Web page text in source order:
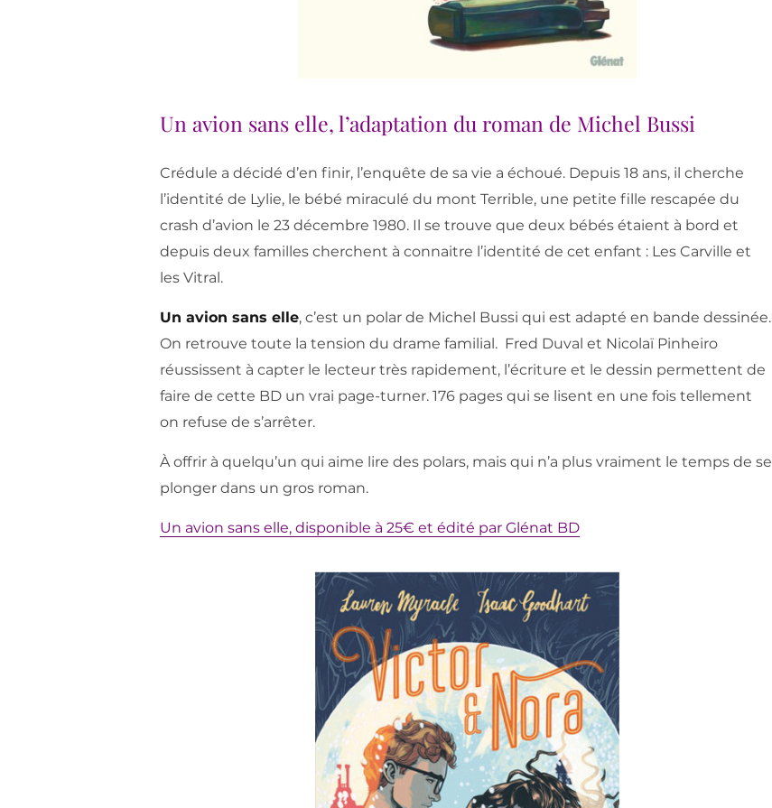
Un avion sans elle, l’adaptation du roman de Michel Bussi
Crédule a décidé d’en finir, l’enquête de sa vie a échoué. Depuis 18 ans, il cherche
l’identité de Lylie, le bébé miraculé du mont Terrible, une petite fille rescapée du
crash d’avion le 23 décembre 1980. Il se trouve que deux bébés étaient à bord et
depuis deux familles cherchent à connaitre l’identité de cet enfant : Les Carville et
les Vitral.
Un avion sans elle, c’est un polar de Michel Bussi qui est adapté en bande dessinée.
On retrouve toute la tension du drame familial. Fred Duval et Nicolaï Pinheiro
réussissent à capter le lecteur très rapidement, l’écriture et le dessin permettent de
faire de cette BD un vrai page-turner. 176 pages qui se lisent en une fois tellement
on refuse de s’arrêter.
À offrir à quelqu’un qui aime lire des polars, mais qui n’a plus vraiment le temps de se
plonger dans un gros roman.
Un avion sans elle, disponible à 25€ et édité par Glénat BD